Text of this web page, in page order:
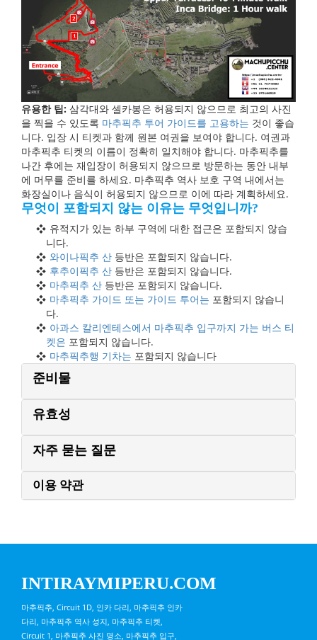
유용한 팁: 삼각대와 셀카봉은 허용되지 않으므로 최고의 사진
을 찍을 수 있도록 마추픽추 투어 가이드를 고용하는 것이 좋습
니다. 입장 시 티켓과 함께 원본 여권을 보여야 합니다. 여권과
마추픽추 티켓의 이름이 정확히 일치해야 합니다. 마추픽추를
나간 후에는 재입장이 허용되지 않으므로 방문하는 동안 내부
에 머무를 준비를 하세요. 마추픽추 역사 보호 구역 내에서는
화장실이나 음식이 허용되지 않으므로 이에 따라 계획하세요.
무엇이 포함되지 않는 이유는 무엇입니까?
유적지가 있는 하부 구역에 대한 접근은 포함되지 않습
니다.
와이나픽추 산 등반은 포함되지 않습니다.
후추이픽추 산 등반은 포함되지 않습니다.
마추픽추 산 등반은 포함되지 않습니다.
마추픽추 가이드 또는 가이드 투어는 포함되지 않습니
다.
아과스 칼리엔테스에서 마추픽추 입구까지 가는 버스 티
켓은 포함되지 않습니다.
마추픽추행 기차는 포함되지 않습니다
준비물
유효성
자주 묻는 질문
이용 약관
INTIRAYMIPERU.COM
마추픽추, Circuit 1D, 인카 다리, 마추픽추 인카
다리, 마추픽추 역사 성지, 마추픽추 티켓,
Circuit 1, 마추픽추 사진 명소, 마추픽추 입구,